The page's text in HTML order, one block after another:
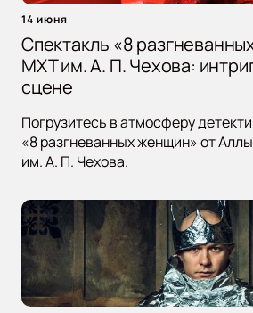
14 июня
Спектакль «8
МХТ им. А. П. Чехова:
сцене
Погрузитесь в атмосферу
«8 разгневанных женщин» от
им. А. П. Чехова.